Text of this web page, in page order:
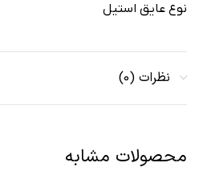
نوع عایق استیل
نظرات (0)
محصولات مشابه